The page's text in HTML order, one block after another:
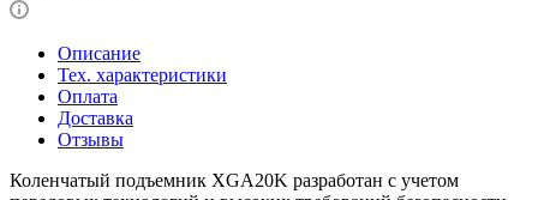
Описание
Тех. характеристики
Оплата
Доставка
Отзывы
Коленчатый подъемник XGA20K разработан с учетом